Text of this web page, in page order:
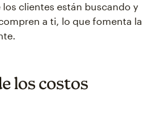
clientes están buscando y
a ti, lo que fomenta la
los costos